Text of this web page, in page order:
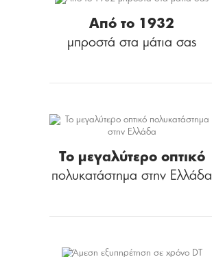
Από το 1932
μπροστά στα μάτια σας
Το μεγαλύτερο οπτικό
πολυκατάστημα στην Ελλάδα